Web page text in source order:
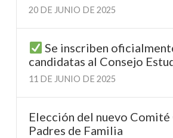
20 DE JUNIO DE 2025
Se inscriben
candidatas al Consejo
11 DE JUNIO DE 2025
Elección del nuevo
Padres de Familia